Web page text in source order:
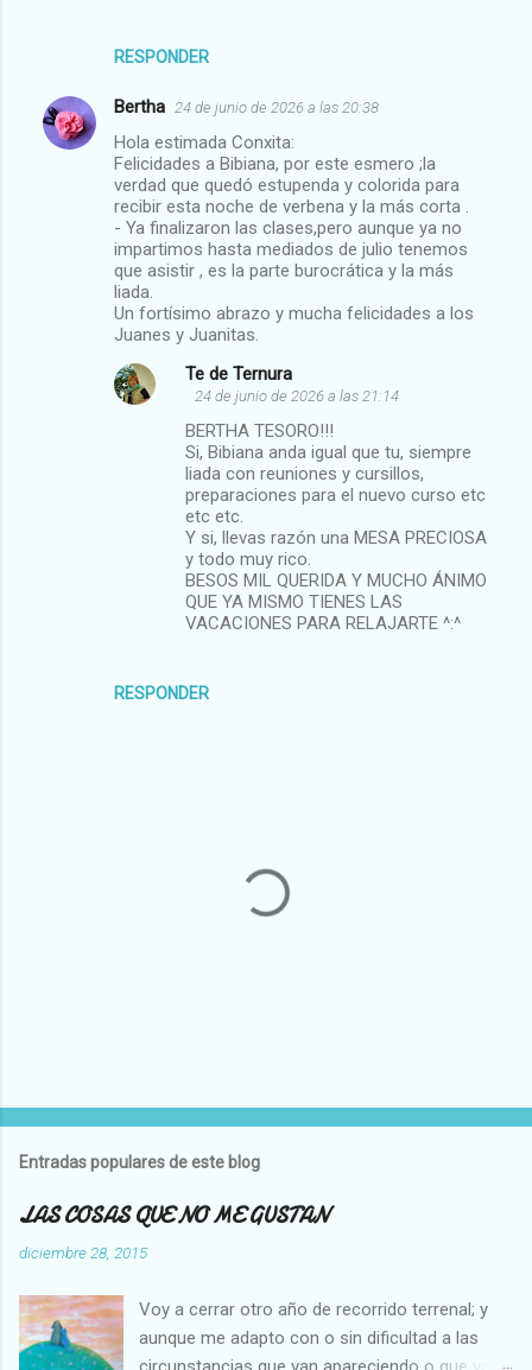
RESPONDER
Bertha 24 de junio de 2026 a las 20:38
Hola estimada Conxita:
Felicidades a Bibiana, por este esmero ;la
verdad que quedó estupenda y colorida para
recibir esta noche de verbena y la más corta .
- Ya finalizaron las clases,pero aunque ya no
impartimos hasta mediados de julio tenemos
que asistir , es la parte burocrática y la más
liada.
Un fortísimo abrazo y mucha felicidades a los
Juanes y Juanitas.
RESPONDER
Te de Ternura
24 de junio de 2026 a las 21:14
BERTHA TESORO!!!
Si, Bibiana anda igual que tu, siempre
liada con reuniones y cursillos,
preparaciones para el nuevo curso etc
etc etc.
Y si, llevas razón una MESA PRECIOSA
y todo muy rico.
BESOS MIL QUERIDA Y MUCHO ÁNIMO
QUE YA MISMO TIENES LAS
VACACIONES PARA RELAJARTE ^:^
l
c
a
r
n
c
o
m
Entradas populares de este blog
LAS COSAS QUE NO ME GUSTAN
diciembre 28, 2015
Voy a cerrar otro año de recorrido terrenal; y
aunque me adapto con o sin dificultad a las